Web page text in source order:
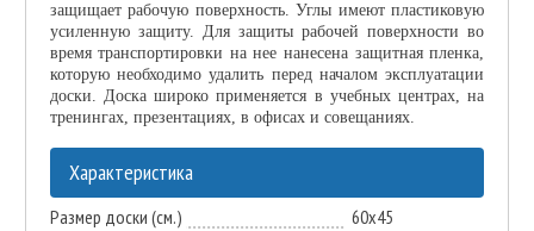
защищает рабочую поверхность. Углы имеют пластиковую
усиленную защиту. Для защиты рабочей поверхности во
время транспортировки на нее нанесена защитная пленка,
которую необходимо удалить перед началом эксплуатации
доски. Доска широко применяется в учебных центрах, на
тренингах, презентациях, в офисах и совещаниях.
Характеристика
Размер доски (см.)
60x45